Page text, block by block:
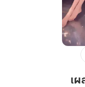
รัก...
ตั้งใจ
เผ